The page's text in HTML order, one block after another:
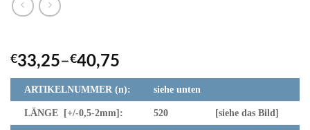
€33,25–€40,75
ARTIKELNUMMER (n): siehe unten
LÄNGE [+/-0,5-2mm]: 520 [siehe das Bild]